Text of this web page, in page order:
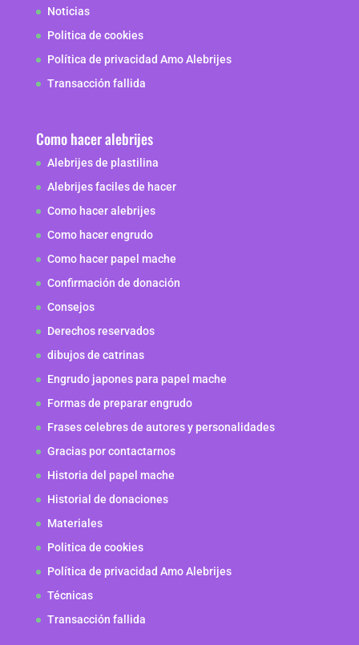
Noticias
Politica de cookies
Política de privacidad Amo Alebrijes
Transacción fallida
Como hacer alebrijes
Alebrijes de plastilina
Alebrijes faciles de hacer
Como hacer alebrijes
Como hacer engrudo
Como hacer papel mache
Confirmación de donación
Consejos
Derechos reservados
dibujos de catrinas
Engrudo japones para papel mache
Formas de preparar engrudo
Frases celebres de autores y personalidades
Gracias por contactarnos
Historia del papel mache
Historial de donaciones
Materiales
Politica de cookies
Política de privacidad Amo Alebrijes
Técnicas
Transacción fallida